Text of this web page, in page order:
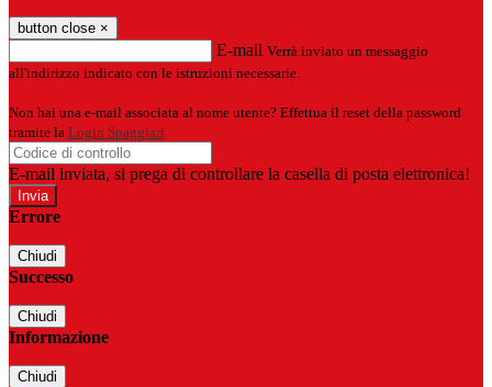
button close ×
E-mail Verrà inviato un messaggio
all'indirizzo indicato con le istruzioni necessarie.
Non hai una e-mail associata al nome utente? Effettua il reset della password
tramite la Login Spaggiari
E-mail inviata, si prega di controllare la casella di posta elettronica!
Errore
Chiudi
Successo
Chiudi
Informazione
Chiudi